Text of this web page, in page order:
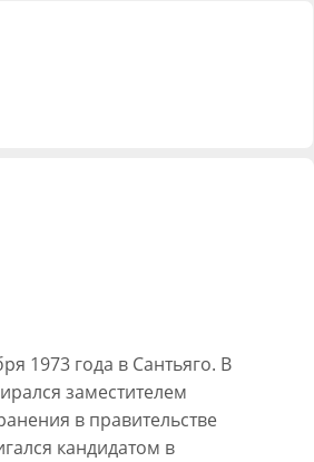
1973 года в Сантьяго. В
заместителем
в правительстве
кандидатом в